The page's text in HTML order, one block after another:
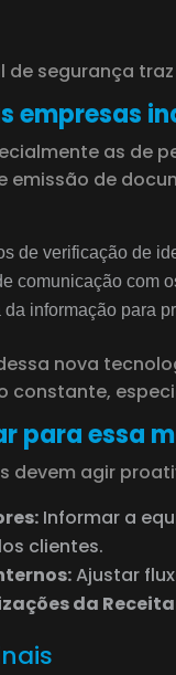
de segurança
empresas
as de
emissão de
de verificação de
comunicação com
da informação para
nova
constante,
para essa
devem agir
Informar a
clientes.
Ajustar
da Receita